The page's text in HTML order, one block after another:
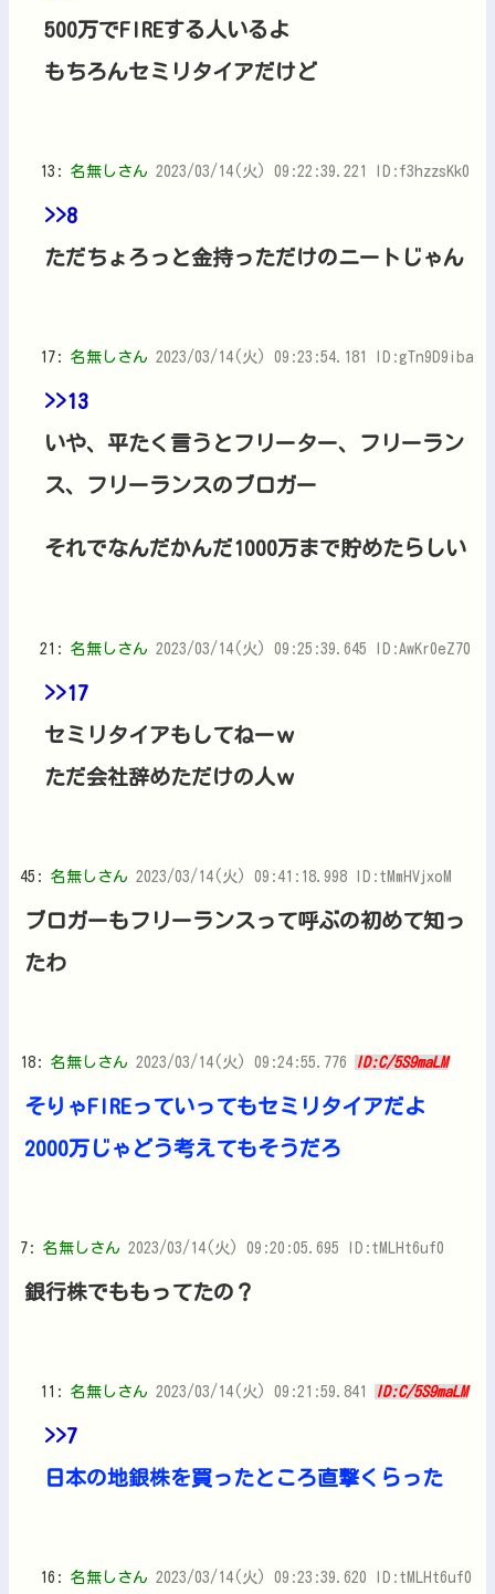
500万でFIREする人いるよ
もちろんセミリタイアだけど
13: 名無しさん 2023/03/14(火) 09:22:39.221 ID:f3hzzsKk0
>>8
ただちょろっと金持っただけのニートじゃん
17: 名無しさん 2023/03/14(火) 09:23:54.181 ID:gTn9D9iba
>>13
いや、平たく言うとフリーター、フリーラン
ス、フリーランスのブロガー
それでなんだかんだ1000万まで貯めたらしい
21: 名無しさん 2023/03/14(火) 09:25:39.645 ID:AwKr0eZ70
>>17
セミリタイアもしてねーｗ
ただ会社辞めただけの人ｗ
45: 名無しさん 2023/03/14(火) 09:41:18.998 ID:tMmHVjxoM
ブロガーもフリーランスって呼ぶの初めて知っ
たわ
18: 名無しさん 2023/03/14(火) 09:24:55.776 ID:C/5S9maLM
そりゃFIREっていってもセミリタイアだよ
2000万じゃどう考えてもそうだろ
7: 名無しさん 2023/03/14(火) 09:20:05.695 ID:tMLHt6uf0
銀行株でももってたの？
11: 名無しさん 2023/03/14(火) 09:21:59.841 ID:C/5S9maLM
>>7
日本の地銀株を買ったところ直撃くらった
16: 名無しさん 2023/03/14(火) 09:23:39.620 ID:tMLHt6uf0